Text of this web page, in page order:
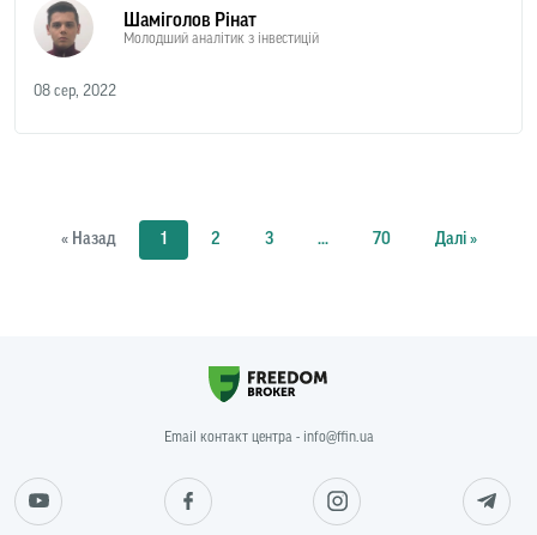
Шаміголов Рінат
Молодший аналітик з інвестицій
08 сер, 2022
« Назад 1 2 3 ... 70 Далі »
Email контакт центра - info@ffin.ua